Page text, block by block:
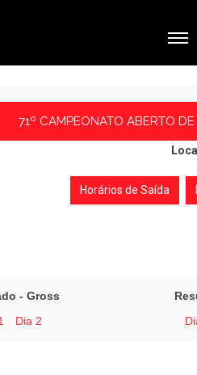
71º CAMPEONATO ABERTO
Horários de Saída